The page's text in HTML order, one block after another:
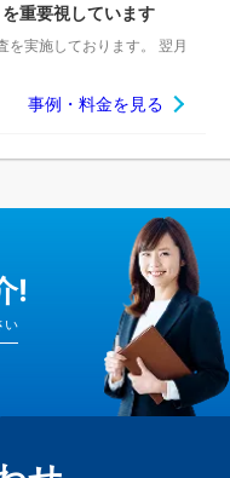
重要視しています
を実施しております。 翌月
事例・料金を見る
!
い